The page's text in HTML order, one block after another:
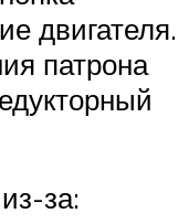
двигателя.
патрона
за: